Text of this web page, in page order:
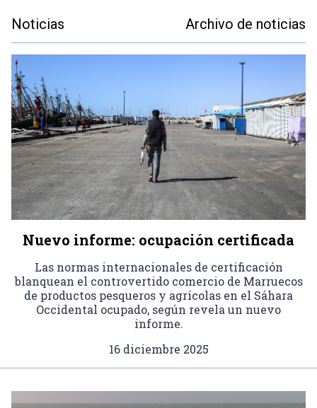
Noticias Archivo de noticias
Nuevo informe: ocupación certificada
Las normas internacionales de certificación
blanquean el controvertido comercio de Marruecos
de productos pesqueros y agrícolas en el Sáhara
Occidental ocupado, según revela un nuevo
informe.
16 diciembre 2025